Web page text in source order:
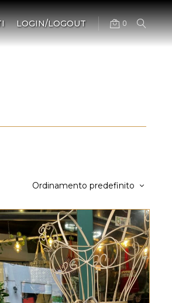
LOGIN/LOGOUT 0
Ordinamento predefinito